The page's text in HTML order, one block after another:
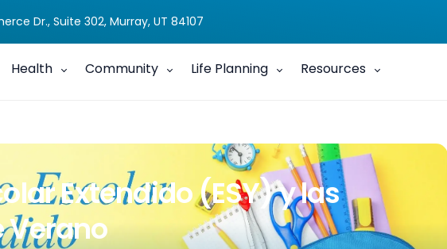
Dr., Suite 302, Murray, UT 84107
Health Community Life Planning Resources
Extendido (ESY) y las
Verano